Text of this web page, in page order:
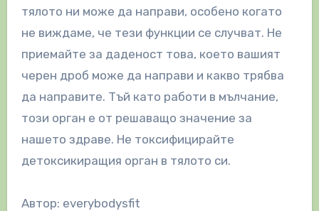
тялото ни може да направи, особено когато
не виждаме, че тези функции се случват. Не
приемайте за даденост това, което вашият
черен дроб може да направи и какво трябва
да направите. Тъй като работи в мълчание,
този орган е от решаващо значение за
нашето здраве. Не токсифицирайте
детоксикиращия орган в тялото си.
Автор: everybodysfit